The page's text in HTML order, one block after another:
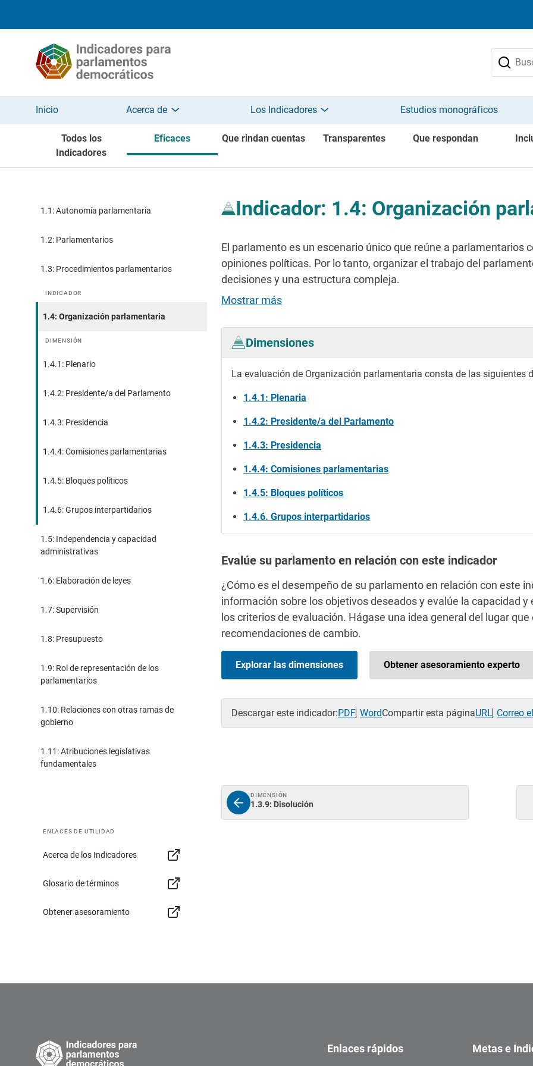
Inicio Acerca de Los Indicadores Estudios monográficos
Todos los
Indicadores
Eficaces Que rindan cuentas Transparentes Que respondan
1.1: Autonomía parlamentaria
1.2: Parlamentarios
1.3: Procedimientos parlamentarios
INDICADOR
1.4: Organización parlamentaria
DIMENSIÓN
1.4.1: Plenario
1.4.2: Presidente/a del Parlamento
1.4.3: Presidencia
1.4.4: Comisiones parlamentarias
1.4.5: Bloques políticos
1.4.6: Grupos interpartidarios
1.5: Independencia y capacidad
administrativas
1.6: Elaboración de leyes
1.7: Supervisión
1.8: Presupuesto
1.9: Rol de representación de los
parlamentarios
1.10: Relaciones con otras ramas de
gobierno
1.11: Atribuciones legislativas
fundamentales
ENLACES DE UTILIDAD
Acerca de los Indicadores
Glosario de términos
Obtener asesoramiento
Indicador: 1.4: Organización
El parlamento es un escenario único que reúne a parlamentarios
opiniones políticas. Por lo tanto, organizar el trabajo del
decisiones y una estructura compleja.
Mostrar más
Dimensiones
La evaluación de Organización parlamentaria consta de las siguientes
1.4.1: Plenaria
1.4.2: Presidente/a del Parlamento
1.4.3: Presidencia
1.4.4: Comisiones parlamentarias
1.4.5: Bloques políticos
1.4.6. Grupos interpartidarios
Evalúe su parlamento en relación con este indicador
¿Cómo es el desempeño de su parlamento en relación con este
información sobre los objetivos deseados y evalúe la capacidad
los criterios de evaluación. Hágase una idea general del lugar
recomendaciones de cambio.
Explorar las dimensiones Obtener asesoramiento experto
Descargar este indicador:PDF WordCompartir esta páginaURL Correo
DIMENSIÓN
1.3.9: Disolución
Enlaces rápidos Metas e